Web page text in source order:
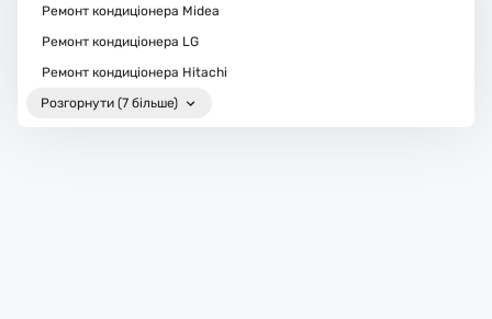
Ремонт кондиціонера Midea
Ремонт кондиціонера LG
Ремонт кондиціонера Hitachi
Розгорнути (7 більше)